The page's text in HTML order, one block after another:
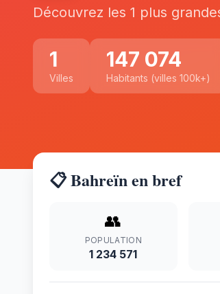
Découvrez les 1 plus
1
Villes
147 074
Habitants (villes 100k+)
📋 Bahreïn en bref
👥
POPULATION
1 234 571